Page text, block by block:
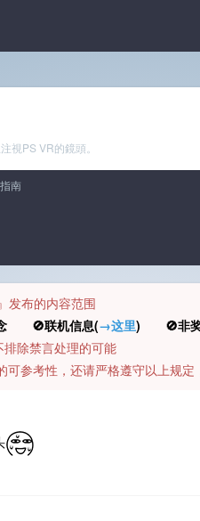
視PS VR的鏡頭。
南
发布的内容范围
🚫联机信息(→这里) 🚫非奖
除禁言处理的可能
可参考性，还请严格遵守以上规